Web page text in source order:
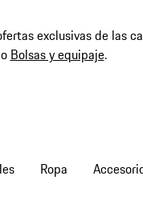
exclusivas de las
Bolsas y equipaje.
Ropa